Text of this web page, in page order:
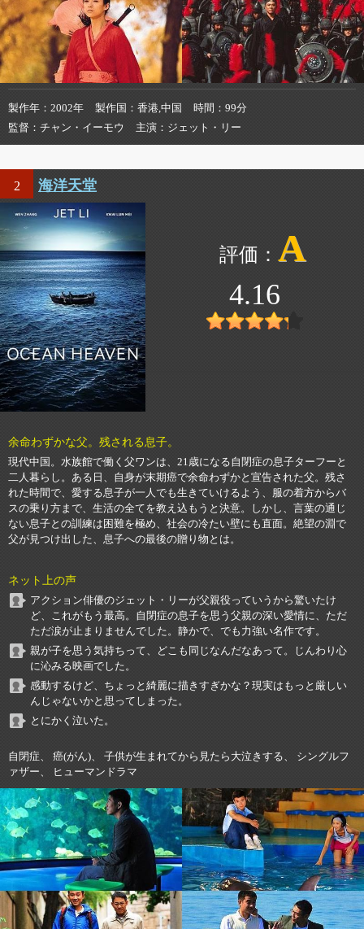
製作年 2002年 製作国 香港,中国 時間
99分
監督
チャン・イーモウ 主演 ジェット・リー
2 海洋天堂
A
4.16
余命わずかな父。残される息子。
現代中国。水族館で働く父ワンは、21歳になる自閉症の息子ターフーと
二人暮らし。ある日、自身が末期癌で余命わずかと宣告された父。残さ
れた時間で、愛する息子が一人でも生きていけるよう、服の着方からバ
スの乗り方まで、生活の全てを教え込もうと決意。しかし、言葉の通じ
ない息子との訓練は困難を極め、社会の冷たい壁にも直面。絶望の淵で
父が見つけ出した、息子への最後の贈り物とは。
ネット上の声
アクション俳優のジェット・リーが父親役っていうから驚いたけ
ど、これがもう最高。自閉症の息子を思う父親の深い愛情に、ただ
ただ涙が止まりませんでした。静かで、でも力強い名作です。
親が子を思う気持ちって、どこも同じなんだなあって。じんわり心
に沁みる映画でした。
感動するけど、ちょっと綺麗に描きすぎかな？現実はもっと厳しい
んじゃないかと思ってしまった。
とにかく泣いた。
自閉症、 癌(がん)、 子供が生まれてから見たら大泣きする、 シングルフ
ァザー、 ヒューマンドラマ